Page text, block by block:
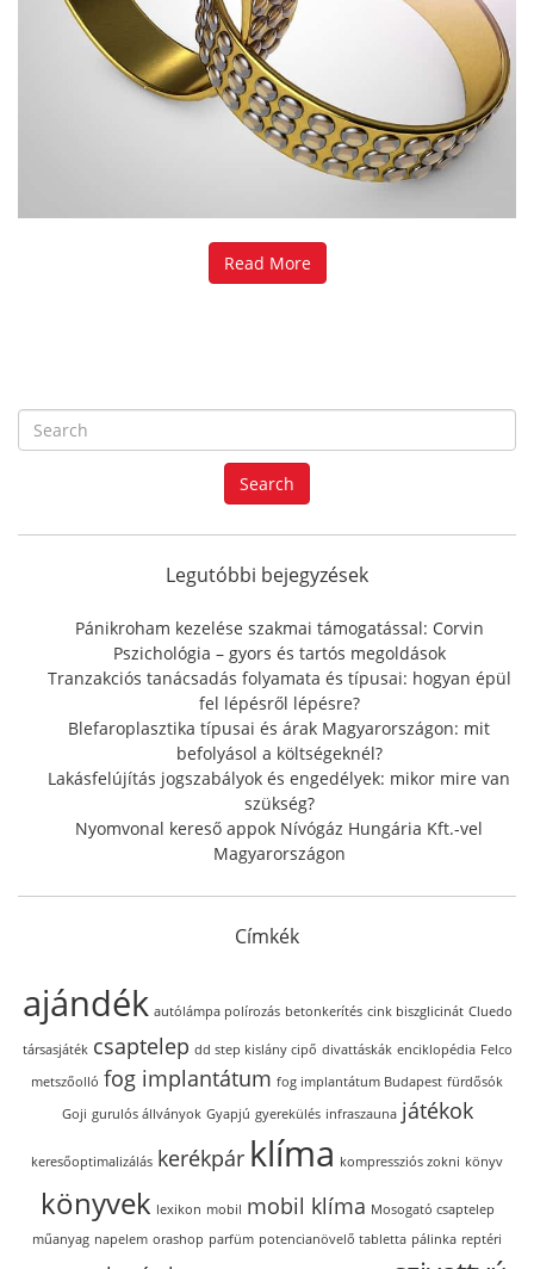
Read More
e
a
r
f
r
:
Search
Legutóbbi bejegyzések
Pánikroham kezelése szakmai támogatással: Corvin
Pszichológia – gyors és tartós megoldások
Tranzakciós tanácsadás folyamata és típusai: hogyan épül
fel lépésről lépésre?
Blefaroplasztika típusai és árak Magyarországon: mit
befolyásol a költségeknél?
Lakásfelújítás jogszabályok és engedélyek: mikor mire van
szükség?
Nyomvonal kereső appok Nívógáz Hungária Kft.-vel
Magyarországon
Címkék
ajándék autólámpa polírozás betonkerítés cink biszglicinát Cluedo
társasjáték csaptelep dd step kislány cipő divattáskák enciklopédia Felco
metszőolló fog implantátum fog implantátum Budapest fürdősók
Goji gurulós állványok Gyapjú gyerekülés infraszauna játékok
keresőoptimalizálás kerékpár klíma kompressziós zokni könyv
könyvek lexikon mobil mobil klíma Mosogató csaptelep
műanyag napelem orashop parfüm potencianövelő tabletta pálinka reptéri